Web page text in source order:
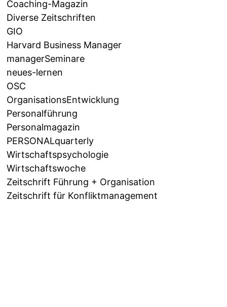
Coaching-Magazin
Diverse Zeitschriften
GIO
Harvard Business Manager
managerSeminare
neues-lernen
OSC
OrganisationsEntwicklung
Personalführung
Personalmagazin
PERSONALquarterly
Wirtschaftspsychologie
Wirtschaftswoche
Zeitschrift Führung + Organisation
Zeitschrift für Konfliktmanagement